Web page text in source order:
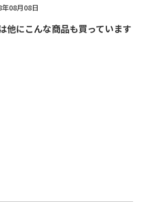
08月08日
他にこんな商品も買っています